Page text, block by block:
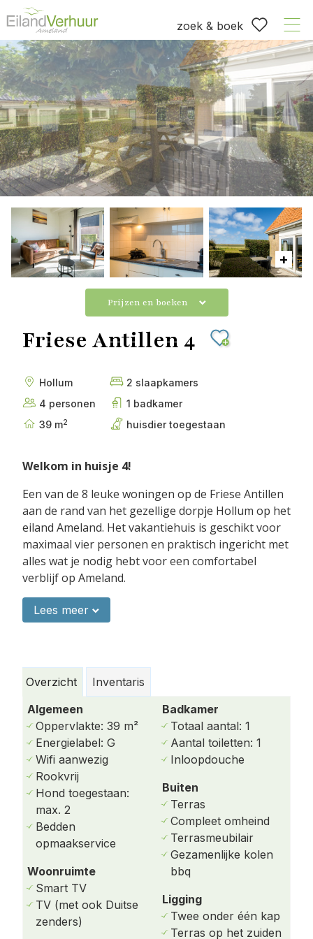
zoek & boek
Prijzen en boeken
Friese Antillen 4
Hollum
2 slaapkamers
4 personen
1 badkamer
39 m2 huisdier toegestaan
Welkom in huisje 4!
Een van de 8 leuke woningen op de Friese Antillen
aan de rand van het gezellige dorpje Hollum op het
eiland Ameland. Het vakantiehuis is geschikt voor
maximaal vier personen en praktisch ingericht met
alles wat je nodig hebt voor een comfortabel
verblijf op Ameland.
INRICHTING
Huisje 4 heeft een woon- en eetkamer op de
volledig uitgeruste keuken met vaatwasser.
Op de begane grond bevinden zich tevens de
badkamer met inloopdouche en aparte toilet.
Boven zijn twee slaapkamers (beide met twee
eenpersoonsbedden).
De woning heeft gratis WiFi.
Er is een gezamenlijke wasruimte met wasmachine
en droger.
Parkeren is mogelijk op een gratis openbare
parkeerplaats op 200 meter van de Friese Antillen.
BUITEN
Het terrasje ligt beschut, op het zuiden en is
Lees meer
Overzicht
Inventaris
Algemeen
Oppervlakte: 39 m²
Energielabel: G
Wifi aanwezig
Rookvrij
Hond toegestaan:
max. 2
Bedden
opmaakservice
Woonruimte
Smart TV
TV (met ook Duitse
zenders)
Badkamer
Totaal aantal: 1
Aantal toiletten: 1
Inloopdouche
Buiten
Terras
Compleet omheind
Terrasmeubilair
Gezamenlijke kolen
bbq
Ligging
Twee onder één kap
Terras op het zuiden